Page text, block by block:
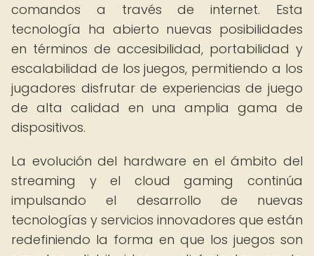
comandos a través de internet. Esta
tecnología ha abierto nuevas posibilidades
en términos de accesibilidad, portabilidad y
escalabilidad de los juegos, permitiendo a los
jugadores disfrutar de experiencias de juego
de alta calidad en una amplia gama de
dispositivos.
La evolución del hardware en el ámbito del
streaming y el cloud gaming continúa
impulsando el desarrollo de nuevas
tecnologías y servicios innovadores que están
redefiniendo la forma en que los juegos son